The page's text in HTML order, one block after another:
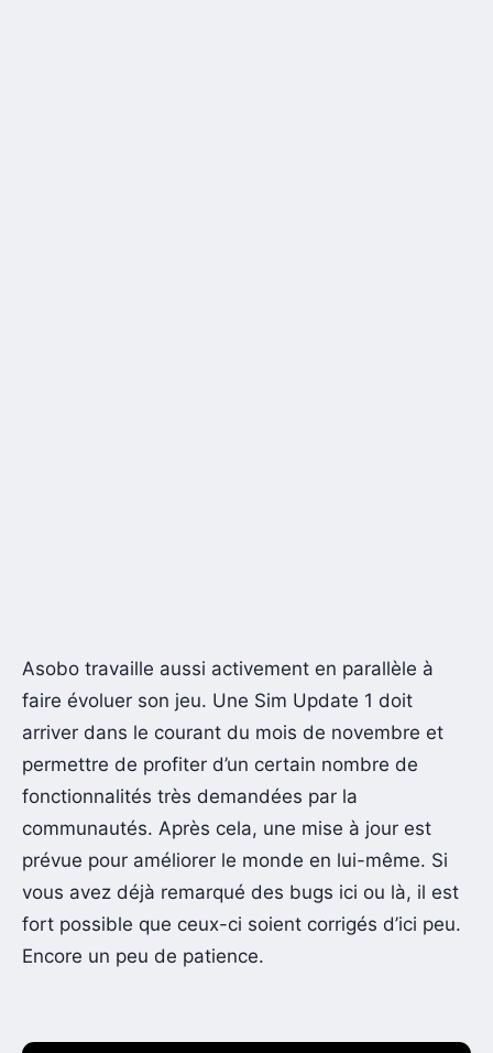
Asobo travaille aussi activement en parallèle à
faire évoluer son jeu. Une Sim Update 1 doit
arriver dans le courant du mois de novembre et
permettre de profiter d’un certain nombre de
fonctionnalités très demandées par la
communautés. Après cela, une mise à jour est
prévue pour améliorer le monde en lui-même. Si
vous avez déjà remarqué des bugs ici ou là, il est
fort possible que ceux-ci soient corrigés d’ici peu.
Encore un peu de patience.